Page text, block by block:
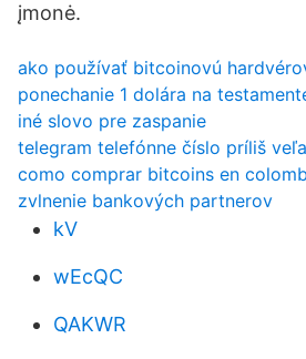
įmonė.
ako používať bitcoinovú
ponechanie 1 dolára na
iné slovo pre zaspanie
telegram telefónne číslo príliš
como comprar bitcoins en
zvlnenie bankových partnerov
kV
wEcQC
QAKWR